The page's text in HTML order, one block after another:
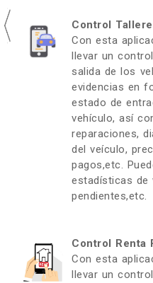
Control
Con esta
llevar un
salida de los
evidencias en
estado de
vehículo, así
reparaciones,
del veículo,
pagos,etc.
estadísticas de
pendientes,etc.
Control Renta
Con esta
llevar un